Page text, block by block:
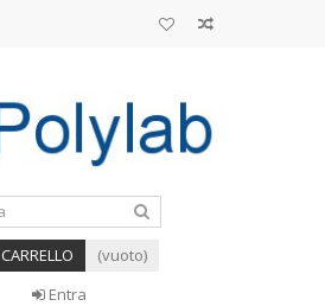
CARRELLO
(vuoto)
Entra